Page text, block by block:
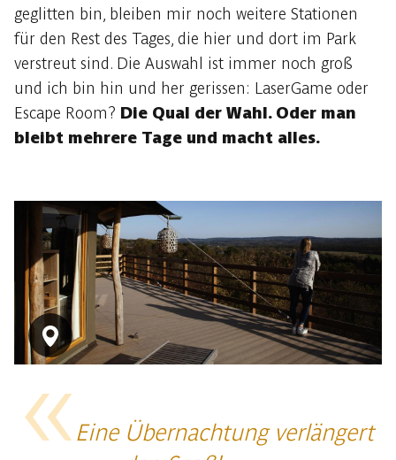
geglitten bin, bleiben mir noch weitere Stationen
für den Rest des Tages, die hier und dort im Park
verstreut sind. Die Auswahl ist immer noch groß
und ich bin hin und her gerissen: LaserGame oder
Escape Room? Die Qual der Wahl. Oder man
bleibt mehrere Tage und macht alles.
Eine Übernachtung verlängert